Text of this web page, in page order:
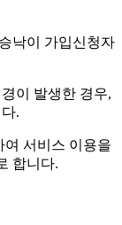
낙이 가입신청자
이 발생한 경우,
.
서비스 이용을
합니다.